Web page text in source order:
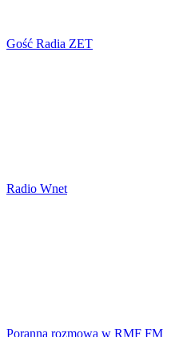
Gość Radia ZET
Radio Wnet
Poranna rozmowa w RMF FM